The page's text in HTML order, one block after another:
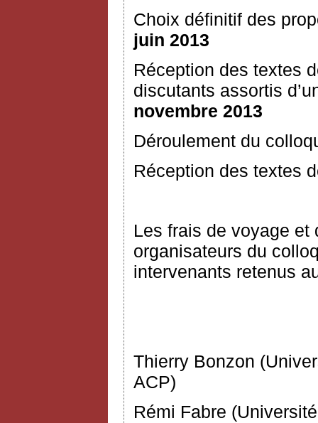
Choix définitif des
juin 2013
Réception des textes
discutants assortis
novembre 2013
Déroulement du
Réception des textes
Les frais de voyage et
organisateurs du
intervenants retenus
Thierry Bonzon
ACP)
Rémi Fabre